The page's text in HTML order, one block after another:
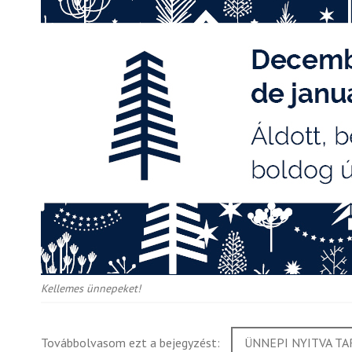
Kellemes ünnepeket!
Továbbolvasom ezt a bejegyzést: ÜNNEPI NYITVA